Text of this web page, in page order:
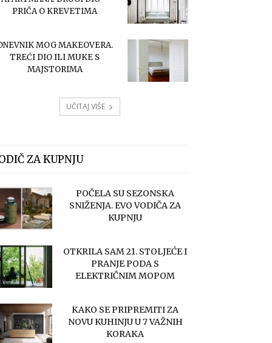
PRIČA O KREVETIMA
MOG MAKEOVERA.
TREĆI DIO ILI MUKE S
MAJSTORIMA
UČITAJ VIŠE
ZA KUPNJU
POČELA SU SEZONSKA
SNIŽENJA. EVO VODIČA ZA
KUPNJU
OTKRILA SAM 21. STOLJEĆE I
PRANJE PODA S
ELEKTRIČNIM MOPOM
KAKO SE PRIPREMITI ZA
NOVU KUHINJU U 7 VAŽNIH
KORAKA